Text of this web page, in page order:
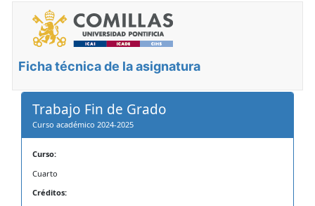
Ficha técnica de la asignatura
Trabajo Fin de Grado
Curso académico 2024-2025
Curso:
Cuarto
Créditos: